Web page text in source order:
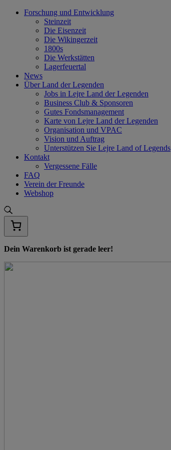
Skip
Forschung und Entwicklung
Steinzeit
Die Eisenzeit
Die Wikingerzeit
1800s
Die Werkstätten
Lagerfeuertal
News
Über Land der Legenden
Jobs in Lejre Land der Legenden
Business Club & Sponsoren
Gutes Fondsmanagement
Karte von Lejre Land der Legenden
Organisation und VPAC
Vision und Auftrag
Unterstützen Sie Lejre Land of Legends
Kontakt
Vergessene Fälle
FAQ
Verein der Freunde
Webshop
Dein Warenkorb ist gerade leer!